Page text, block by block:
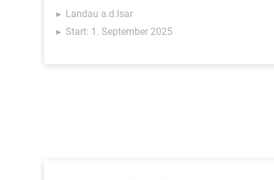
Landau a.d.Isar
Start: 1. September 2025